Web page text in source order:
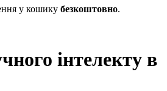
у кошику безкоштовно.
інтелекту в